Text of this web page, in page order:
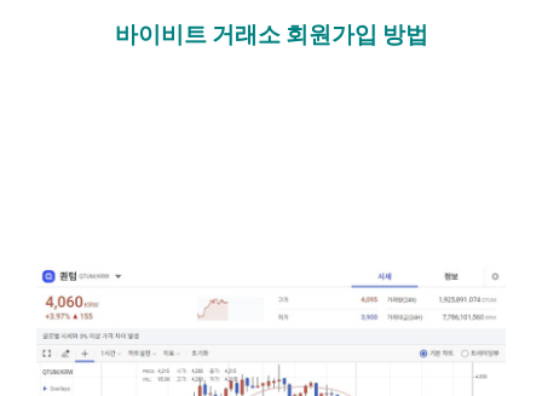
바이비트 거래소 회원가입 방법